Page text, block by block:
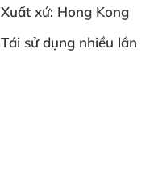
Xuất xứ: Hong Kong
Tái sử dụng nhiều lần